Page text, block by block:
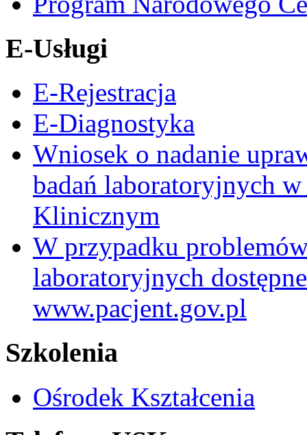
E-Usługi
E-Rejestracja
E-Diagnostyka
Wniosek o nadanie
badań laboratoryjnych
Klinicznym
W przypadku
laboratoryjnych
www.pacjent.gov.pl
Szkolenia
Ośrodek Kształcenia